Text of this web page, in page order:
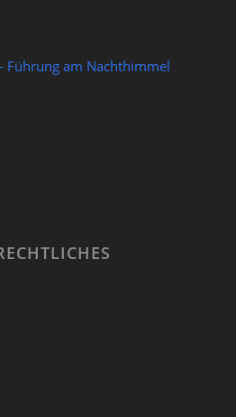
Führung am Nachthimmel